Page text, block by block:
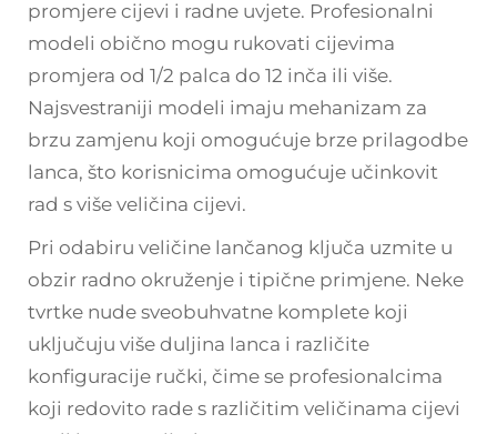
promjere cijevi i radne uvjete. Profesionalni
modeli obično mogu rukovati cijevima
promjera od 1/2 palca do 12 inča ili više.
Najsvestraniji modeli imaju mehanizam za
brzu zamjenu koji omogućuje brze prilagodbe
lanca, što korisnicima omogućuje učinkovit
rad s više veličina cijevi.
Pri odabiru veličine lančanog ključa uzmite u
obzir radno okruženje i tipične primjene. Neke
tvrtke nude sveobuhvatne komplete koji
uključuju više duljina lanca i različite
konfiguracije ručki, čime se profesionalcima
koji redovito rade s različitim veličinama cijevi